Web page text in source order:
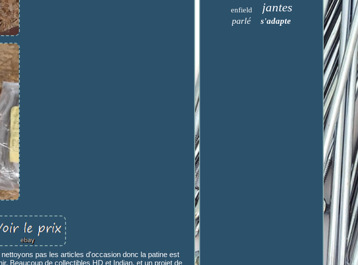
pas les articles d'occasion donc la patine est
Beaucoup de collectibles HD et Indian, et un projet de
enfield jantes
parlé s'adapte